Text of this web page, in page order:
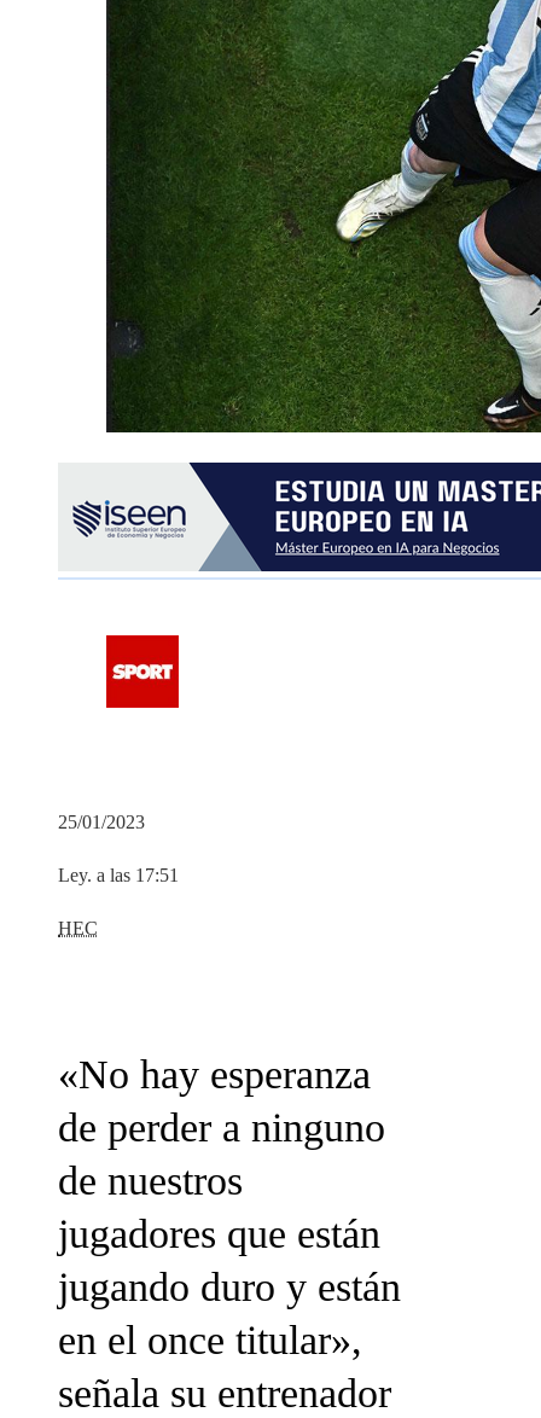
25/01/2023
Ley. a las 17:51
HEC
«No hay esperanza
de perder a ninguno
de nuestros
jugadores que están
jugando duro y están
en el once titular»,
señala su entrenador